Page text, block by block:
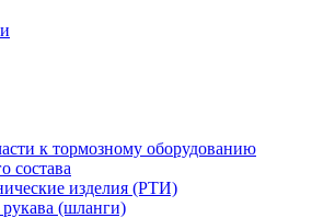
к тормозному оборудованию
состава
изделия (РТИ)
(шланги)